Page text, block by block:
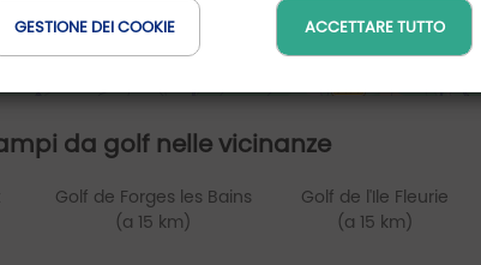
GESTIONE DEI COOKIE ACCETTARE TUTTO
da golf nelle vicinanze
Golf de Forges les Bains
(a 15 km)
Golf de l'Ile Fleurie
(a 15 km)